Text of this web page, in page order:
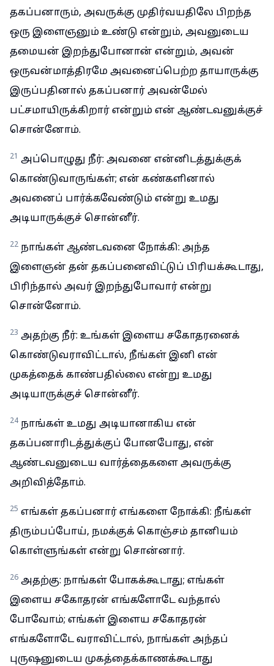
தகப்பனாரும், அவருக்கு முதிர்வயதிலே பிறந்த
ஒரு இளைஞனும் உண்டு என்றும், அவனுடைய
தமையன் இறந்துபோனான் என்றும், அவன்
ஒருவன்மாத்திரமே அவனைப்பெற்ற தாயாருக்கு
இருப்பதினால் தகப்பனார் அவன்மேல்
பட்சமாயிருக்கிறார் என்றும் என் ஆண்டவனுக்குச்
சொன்னோம்.
21 அப்பொழுது நீர்: அவனை என்னிடத்துக்குக்
கொண்டுவாருங்கள்; என் கண்களினால்
அவனைப் பார்க்கவேண்டும் என்று உமது
அடியாருக்குச் சொன்னீர்.
22 நாங்கள் ஆண்டவனை நோக்கி: அந்த
இளைஞன் தன் தகப்பனைவிட்டுப் பிரியக்கூடாது,
பிரிந்தால் அவர் இறந்துபோவார் என்று
சொன்னோம்.
23 அதற்கு நீர்: உங்கள் இளைய சகோதரனைக்
கொண்டுவராவிட்டால், நீங்கள் இனி என்
முகத்தைக் காண்பதில்லை என்று உமது
அடியாருக்குச் சொன்னீர்.
24 நாங்கள் உமது அடியானாகிய என்
தகப்பனாரிடத்துக்குப் போனபோது, என்
ஆண்டவனுடைய வார்த்தைகளை அவருக்கு
அறிவித்தோம்.
25 எங்கள் தகப்பனார் எங்களை நோக்கி: நீங்கள்
திரும்பப்போய், நமக்குக் கொஞ்சம் தானியம்
கொள்ளுங்கள் என்று சொன்னார்.
26 அதற்கு: நாங்கள் போகக்கூடாது; எங்கள்
இளைய சகோதரன் எங்களோடே வந்தால்
போவோம்; எங்கள் இளைய சகோதரன்
எங்களோடே வராவிட்டால், நாங்கள் அந்தப்
புருஷனுடைய முகத்தைக்காணக்கூடாது